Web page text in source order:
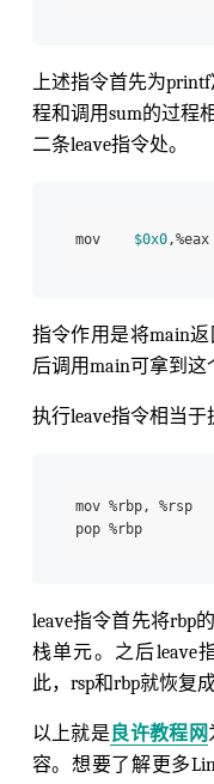
上述指令首先为
程和调用sum的过程
二条leave指令处。
mov $0x0
指令作用是将main
后调用main可拿到这
执行leave指令相当于
mov %rbp, %rsp
pop %rbp
leave指令首先将rbp
栈单元。之后leave
此，rsp和rbp就恢复
以上就是良许教程网
容。想要了解更多